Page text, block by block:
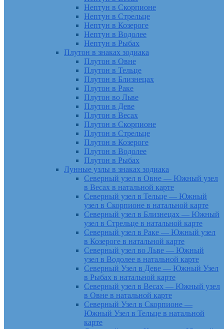
Нептун в Скорпионе
Нептун в Стрельце
Нептун в Козероге
Нептун в Водолее
Нептун в Рыбах
Плутон в знаках зодиака
Плутон в Овне
Плутон в Тельце
Плутон в Близнецах
Плутон в Раке
Плутон во Льве
Плутон в Деве
Плутон в Весах
Плутон в Скорпионе
Плутон в Стрельце
Плутон в Козероге
Плутон в Водолее
Плутон в Рыбах
Лунные узлы в знаках зодиака
Северный узел в Овне — Южный узел
в Весах в натальной карте
Северный узел в Тельце — Южный
узел в Скорпионе в натальной карте
Северный узел в Близнецах — Южный
узел в Стрельце в натальной карте
Северный узел в Раке — Южный узел
в Козероге в натальной карте
Северный узел во Льве — Южный
узел в Водолее в натальной карте
Северный Узел в Деве — Южный Узел
в Рыбах в натальной карте
Северный узел в Весах — Южный узел
в Овне в натальной карте
Северный Узел в Скорпионе —
Южный Узел в Тельце в натальной
карте